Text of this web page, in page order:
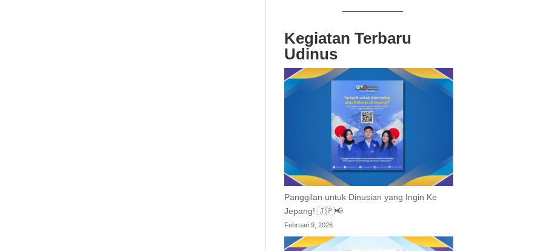
Kegiatan Terbaru
Udinus
Panggilan untuk Dinusian yang Ingin Ke
Jepang! 🇯🇵📢
Februari 9, 2026